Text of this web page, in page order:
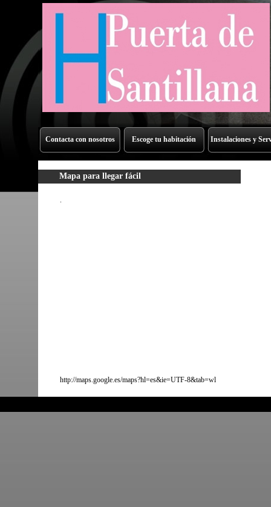
Contacta con nosotros Escoge tu habitación Instalaciones y
Mapa para llegar fácil
.
http://maps.google.es/maps?hl=es&ie=UTF-8&tab=wl